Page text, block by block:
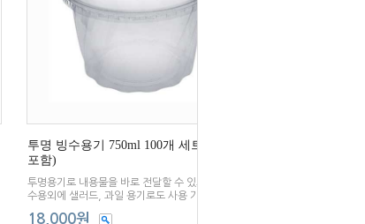
투명 빙수용기 750ml 100개 세트 (뚜껑
포함)
투명용기로 내용물을 바로 전달할 수 있으며 팥빙
수용외에 샐러드, 과일 용기로도 사용 가능합니다.
18,000원